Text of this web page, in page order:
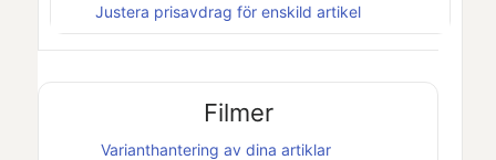
Justera prisavdrag för enskild artikel
Filmer
Varianthantering av dina artiklar